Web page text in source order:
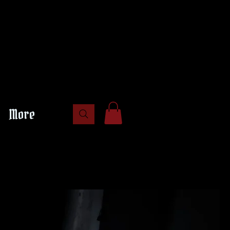
More